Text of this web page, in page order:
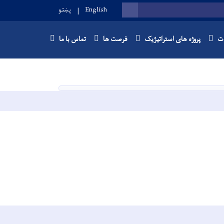
SEARCH
English پښتو
پروژه های استراتیژیک فرصت ها تماس با ما